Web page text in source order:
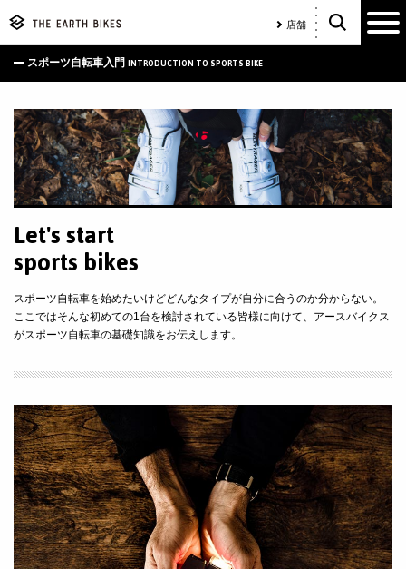
店舗
スポーツ自転車入門 INTRODUCTION TO SPORTS BIKE
Let's start
sports bikes
スポーツ自転車を始めたいけどどんなタイプが自分に合うのか分からない。
ここではそんな初めての1台を検討されている皆様に向けて、アースバイクス
がスポーツ自転車の基礎知識をお伝えします。